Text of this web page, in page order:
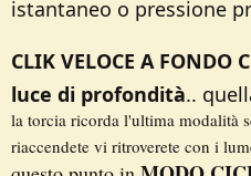
istantaneo o pressione
CLIK VELOCE A FONDO
luce di profondità..
la torcia ricorda l'ultima modalità
riaccendete vi ritroverete con i